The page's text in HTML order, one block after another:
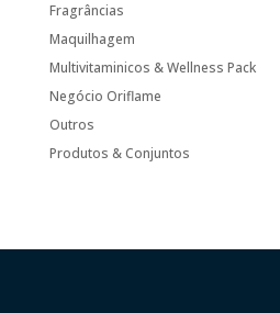
Fragrâncias
Maquilhagem
Multivitaminicos & Wellness Pack
Negócio Oriflame
Outros
Produtos & Conjuntos